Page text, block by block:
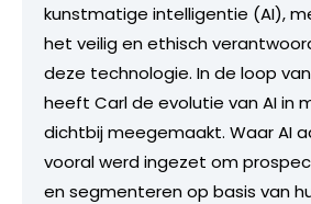
kunstmatige intelligentie (AI),
het veilig en ethisch
deze technologie. In de loop
heeft Carl de evolutie van AI in
dichtbij meegemaakt. Waar AI
vooral werd ingezet om
en segmenteren op basis van